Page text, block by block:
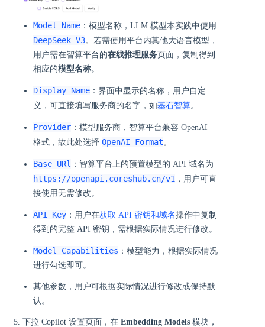
Model Name ：模型名称，LLM 模型本实践中使用
DeepSeek-V3。若需使用平台内其他大语言模型，
用户需在智算平台的在线推理服务页面，复制得到
相应的模型名称。
Display Name ：界面中显示的名称，用户自定
义，可直接填写服务商的名字，如基石智算。
Provider ：模型服务商，智算平台兼容 OpenAI
格式，故此处选择 OpenAI Format 。
Base URl ：智算平台上的预置模型的 API 域名为
https://openapi.coreshub.cn/v1 ，用户可直
接使用无需修改。
API Key ：用户在获取 API 密钥和域名操作中复制
得到的完整 API 密钥，需根据实际情况进行修改。
Model Capabilities ：模型能力，根据实际情况
进行勾选即可。
其他参数，用户可根据实际情况进行修改或保持默
认。
下拉 Copilot 设置页面，在 Embedding Models 模块，